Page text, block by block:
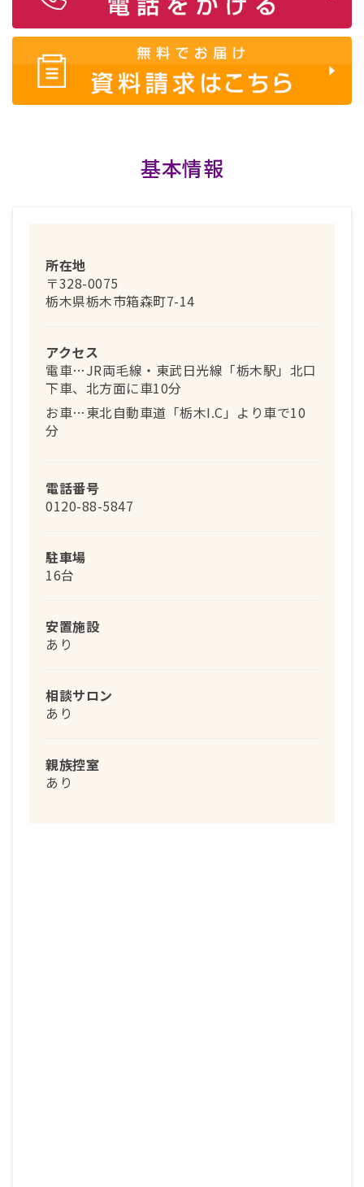
基本情報
所在地
〒328-0075
栃木県栃木市箱森町7-14
アクセス
電車…JR両毛線・東武日光線「栃木駅」北口
下車、北方面に車10分
お車…東北自動車道「栃木I.C」より車で10
分
電話番号
0120-88-5847
駐車場
16台
安置施設
あり
相談サロン
あり
親族控室
あり